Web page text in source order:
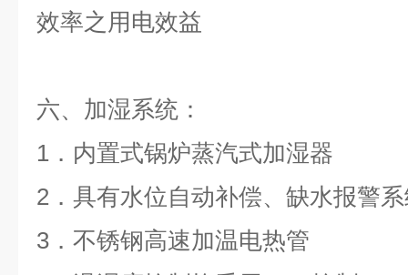
效率之用电效益
六、加湿系统：
1．内置式锅炉蒸汽式加湿器
2．具有水位自动补偿、缺水报警
3．不锈钢高速加温电热管